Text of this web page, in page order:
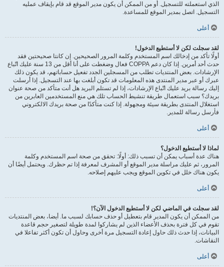
الذي استعملته للتسجيل. أو من الممكن أن يكون مدير الموقع قد قام بإيقاف عمليه
التسجيل. اتصل بمدير الموقع للمساعدة.
أعلى
لقد سجلت لكن لا أستطيع الدخول!
أولًا تأكد من إدخالك اسم المستخدم وكلمة المرور الصحيحين. إن كانتا صحيحتين فقد
حدث أحد أمرين. إذا كان دعم COPPA فعال وضغطت على أنا أقل من 13 سنة عليك اتّباع
الإرشادات. بعض المنتديات تطلب من المسجلين الجدد تفعيل حساباتهم، قد يكون ذلك
عبرك أو عبر مدير المنتدى هذه المعلومات قد تكون أبلغت بها عند التسجيل. إذا أرسلت
إليك رسالة بريد عليك اتّباع الإرشادات، إذا لم تستلم البريد هل أنت متأكد من صحة عنوان
بريدك؟ سبب استعمال طريقة تنشيط الحساب تلك هي منع المستخدمين العابرين من
استغلال المنتدى بطريقة سيئة ومجهولة. إذا كنت متأكدًا من صحة بريدك الالكتروني
فأرسل رسالة للمدير.
أعلى
لماذا لا أستطيع الدخول؟
هناك عدة أسباب يمكن أن تسبب ذلك: أولًا: تحقق من صحة اسم المستخدم وكلمة
المرور، ثم عليك مراسلة مدير الموقع أو المشرف لمعرفة إذا تم حظرك. ويحتمل أيضًا أن
يكون هناك خلل في تكوين الموقع ويجب عليهم إصلاحه.
أعلى
لقد سجلت في الماضي لكن لا أستطيع الدخول الآن؟!
من الممكن أن يكون المدير قام بتعطيل أو حذف حسابك لسبب ما. أيضا، بعض المنتديات
تقوم في كل فترة بحذف الأعضاء الذين لم يشاركوا لمدة طويلة لتصغير حجم قاعدة
البيانات، إذا حدث ذلك حاول إعادة التسجيل مرة أخرى وحاول أن تكون أكثر تفاعلا في
النقاشات.
أعلى